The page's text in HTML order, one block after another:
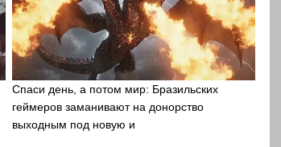
Спаси день, а потом мир: Бразильских
геймеров заманивают на донорство
выходным под новую и